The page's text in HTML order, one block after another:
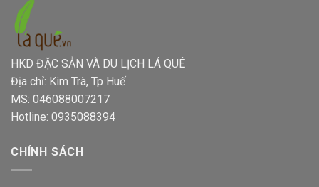
HKD ĐẶC SẢN VÀ DU LỊCH LÁ QUÊ
Địa chỉ: Kim Trà, Tp Huế
MS: 046088007217
Hotline: 0935088394
CHÍNH SÁCH